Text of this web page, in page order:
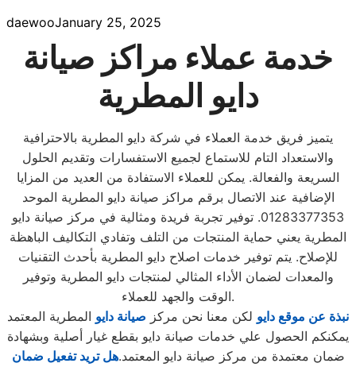
daewooJanuary 25, 2025
خدمة عملاء مراكز صيانة
دايو المطرية
يتميز فريق خدمة العملاء في شركة دايو المطرية بالاحترافية
والاستعداد التام للاستماع لجميع الاستفسارات وتقديم الحلول
السريعة والفعالة. يمكن للعملاء الاستفادة من العديد من المزايا
الإضافية عند الاتصال برقم مراكز صيانة دايو المطرية الموحد
01283377353. توفير تجربة فريدة ومثالية في مركز صيانة دايو
المطرية يعني حماية المنتجات من التلف وتفادي التكاليف الباهظة
للإصلاح. يتم توفير خدمات اصلاح دايو المطرية بأحدث التقنيات
والمعدات لضمان الأداء المثالي لمنتجات دايو المطرية وتوفير
الوقت والجهد للعملاء.
نبذة عن موقع دايو لكن معنا نحن مركز صيانة دايو المطرية المعتمد
يمكنكم الحصول علي خدمات صيانة دايو بقطع غيار أصلية وبشهادة
ضمان معتمدة من مركز صيانة دايو المعتمد.هل تريد تفعيل ضمان